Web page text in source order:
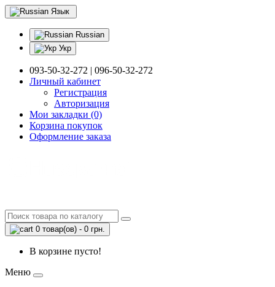
Язык
Russian
Укр
093-50-32-272 | 096-50-32-272
Личный кабинет
Регистрация
Авторизация
Мои закладки (0)
Корзина покупок
Оформление заказа
0 товар(ов) - 0 грн.
В корзине пусто!
Меню